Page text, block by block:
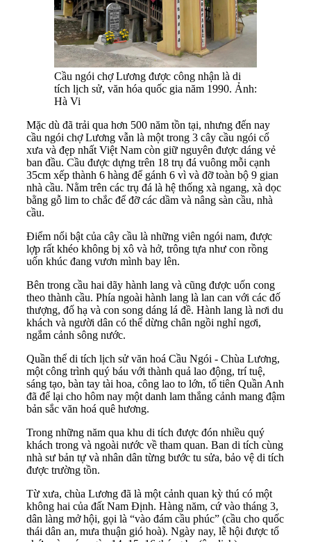
Cầu ngói chợ Lương được công nhận là di
tích lịch sử, văn hóa quốc gia năm 1990. Ảnh:
Hà Vi
Mặc dù đã trải qua hơn 500 năm tồn tại, nhưng đến nay
cầu ngói chợ Lương vẫn là một trong 3 cây cầu ngói cổ
xưa và đẹp nhất Việt Nam còn giữ nguyên được dáng vẻ
ban đầu. Cầu được dựng trên 18 trụ đá vuông mỗi cạnh
35cm xếp thành 6 hàng để gánh 6 vì và đỡ toàn bộ 9 gian
nhà cầu. Nằm trên các trụ đá là hệ thống xà ngang, xà dọc
bằng gỗ lim to chắc để đỡ các dầm và nâng sàn cầu, nhà
cầu.
Điểm nổi bật của cây cầu là những viên ngói nam, được
lợp rất khéo không bị xô và hở, trông tựa như con rồng
uốn khúc đang vươn mình bay lên.
Bên trong cầu hai dãy hành lang và cũng được uốn cong
theo thành cầu. Phía ngoài hành lang là lan can với các đố
thượng, đố hạ và con song dáng lá đề. Hành lang là nơi du
khách và người dân có thể dừng chân ngồi nghỉ ngơi,
ngắm cảnh sông nước.
Quần thể di tích lịch sử văn hoá Cầu Ngói - Chùa Lương,
một công trình quý báu với thành quả lao động, trí tuệ,
sáng tạo, bàn tay tài hoa, công lao to lớn, tổ tiên Quần Anh
đã để lại cho hôm nay một danh lam thắng cảnh mang đậm
bản sắc văn hoá quê hương.
Trong những năm qua khu di tích được đón nhiều quý
khách trong và ngoài nước về tham quan. Ban di tích cùng
nhà sư bản tự và nhân dân từng bước tu sửa, bảo vệ di tích
được trường tồn.
Từ xưa, chùa Lương đã là một cảnh quan kỳ thú có một
không hai của đất Nam Định. Hàng năm, cứ vào tháng 3,
dân làng mở hội, gọi là “vào đám cầu phúc” (cầu cho quốc
thái dân an, mưa thuận gió hoà). Ngày nay, lễ hội được tổ